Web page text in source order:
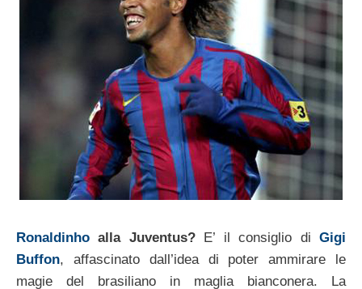
Ronaldinho alla Juventus?E’ il consiglio diGigi
Buffon, affascinato dall’idea di poter ammirare le
magie del brasiliano in maglia bianconera. La